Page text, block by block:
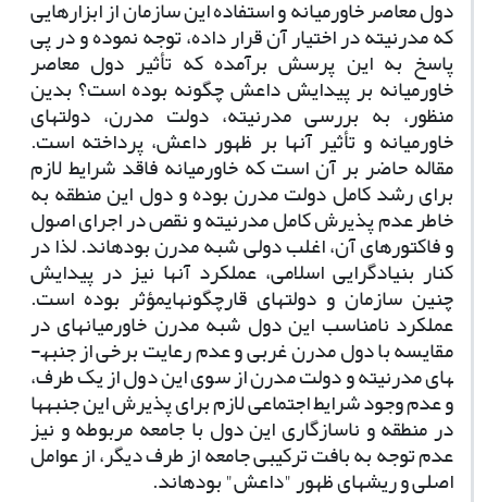
دول معاصر خاورمیانه و استفاده­ این سازمان از ابزارهایی
که مدرنیته در اختیار آن قرار داده، توجه نموده و در پی
پاسخ به این پرسش برآمده که تأثیر دول معاصر
خاورمیانه بر پیدایش داعش چگونه بوده است؟ بدین
منظور، به بررسی مدرنیته، دولت مدرن، دولت­های
خاورمیانه و تأثیر آنها بر ظهور داعش، پرداخته است.
مقاله­ حاضر بر آن است که خاورمیانه فاقد شرایط لازم
برای رشد کامل دولت مدرن بوده و دول این منطقه به
خاطر عدم پذیرش کامل مدرنیته و نقص در اجرای اصول
و فاکتورهای آن، اغلب دولی شبه مدرن بوده­اند. لذا در
کنار بنیادگرایی اسلامی، عملکرد آنها نیز در پیدایش
چنین سازمان و دولت­های قارچ­گونه­ایمؤثر بوده است.
عملکرد نامناسب این دول شبه مدرن خاورمیانه­ای در
مقایسه با دول مدرن غربی و عدم رعایت برخی از جنبه­
های مدرنیته و دولت مدرن از سوی این دول از یک طرف،
و عدم وجود شرایط اجتماعی لازم برای پذیرش این جنبه­ها
در منطقه و ناسازگاری این دول با جامعه­ مربوطه و نیز
عدم توجه به بافت ترکیبی جامعه از طرف دیگر، از عوامل
اصلی و ریشه­ای ظهور "داعش" بوده­اند.